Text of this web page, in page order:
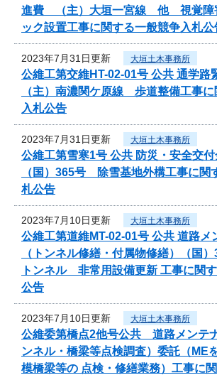
進費 （主）大垣一宮線 他 視覚障
ック設置工事に関する一般競争入札公
2023年7月31日更新 大垣土木事務所
公維工第交維HT-02-01号 公共 通学路
（主）南濃関ケ原線 歩道整備工事
入札公告
2023年7月31日更新 大垣土木事務所
公維工第雪寒1号 公共 防災・安全交付
（国）365号 除雪基地外構工事に関
札公告
2023年7月10日更新 大垣土木事務所
公維工第道維MT-02-01号 公共 道路メ
（トンネル修繕・付属物修繕）（国
トンネル 非常用設備更新 工事に関
公告
2023年7月10日更新 大垣土木事務所
公維委第橋点2他号公共 道路メンテ
ンネル・橋梁等点検調査）委託（ME
模橋梁等の 点検・修繕業務）工事に